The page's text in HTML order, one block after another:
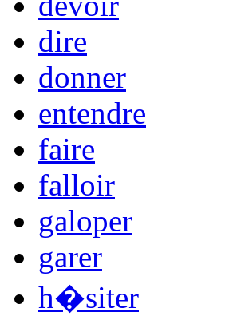
dire
donner
entendre
faire
falloir
galoper
garer
h�siter